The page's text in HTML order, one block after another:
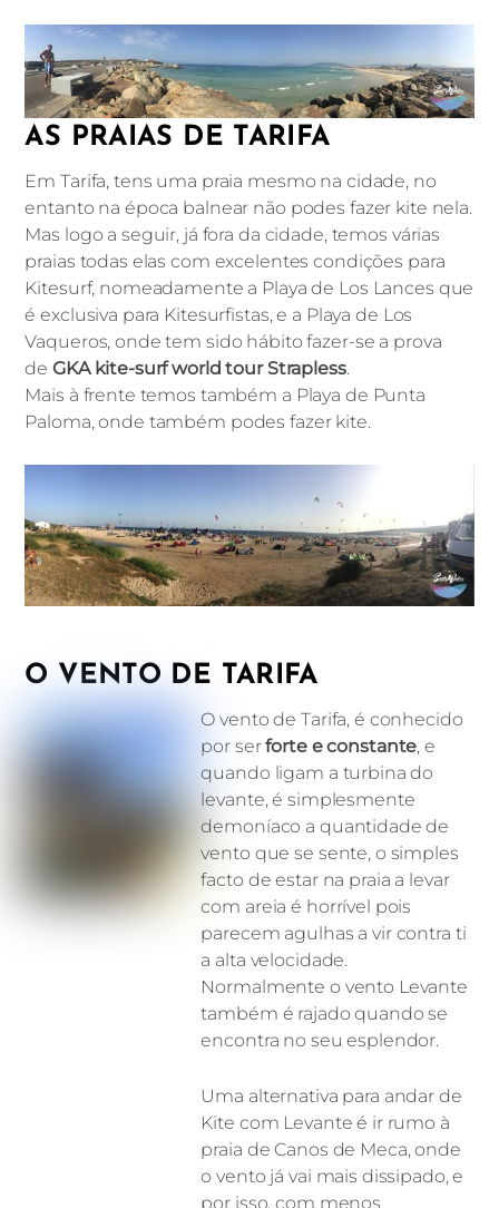
AS PRAIAS DE TARIFA
Em Tarifa, tens uma praia mesmo na cidade, no
entanto na época balnear não podes fazer kite nela.
Mas logo a seguir, já fora da cidade, temos várias
praias todas elas com excelentes condições para
Kitesurf, nomeadamente a Playa de Los Lances que
é exclusiva para Kitesurfistas, e a Playa de Los
Vaqueros, onde tem sido hábito fazer-se a prova
deGKA kite-surf world tour Strapless.
Mais à frente temos também a Playa de Punta
Paloma, onde também podes fazer kite.
O VENTO DE TARIFA
O vento de Tarifa, é conhecido
por serforte e constante, e
quando ligam a turbina do
levante, é simplesmente
demoníaco a quantidade de
vento que se sente, o simples
facto de estar na praia a levar
com areia é horrível pois
parecem agulhas a vir contra ti
a alta velocidade.
Normalmente o vento Levante
também é rajado quando se
encontra no seu esplendor.
Uma alternativa para andar de
Kite com Levante é ir rumo à
praia de Canos de Meca, onde
o vento já vai mais dissipado, e
por isso, com menos